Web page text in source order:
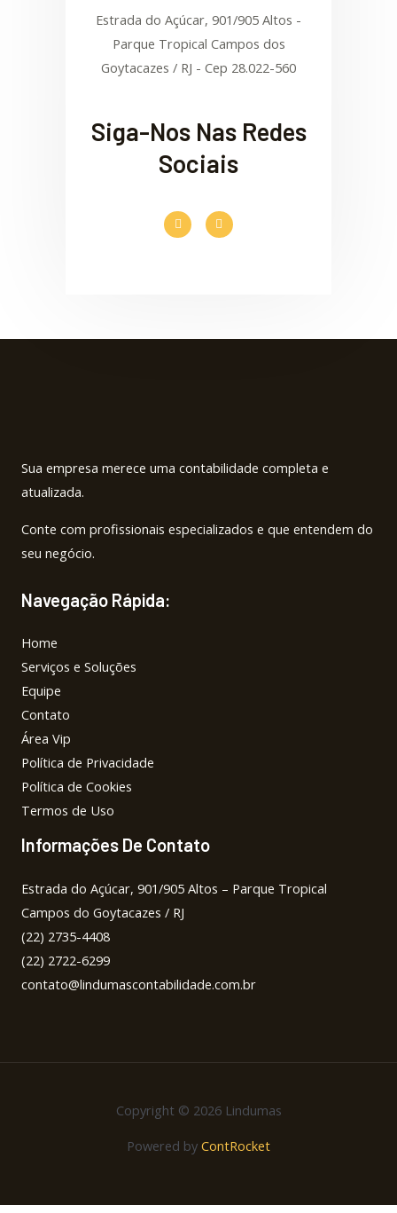
Estrada do Açúcar, 901/905 Altos -
Parque Tropical Campos dos
Goytacazes / RJ - Cep 28.022-560
Siga-Nos Nas Redes
Sociais
F
a
c
I
n
s
Sua empresa merece uma contabilidade completa e
atualizada.
Conte com profissionais especializados e que entendem do
seu negócio.
Navegação Rápida:
Home
Serviços e Soluções
Equipe
Contato
Área Vip
Política de Privacidade
Política de Cookies
Termos de Uso
Informações De Contato
Estrada do Açúcar, 901/905 Altos – Parque Tropical
Campos do Goytacazes / RJ
(22) 2735-4408
(22) 2722-6299
contato@lindumascontabilidade.com.br
Copyright © 2026 Lindumas
Powered by ContRocket